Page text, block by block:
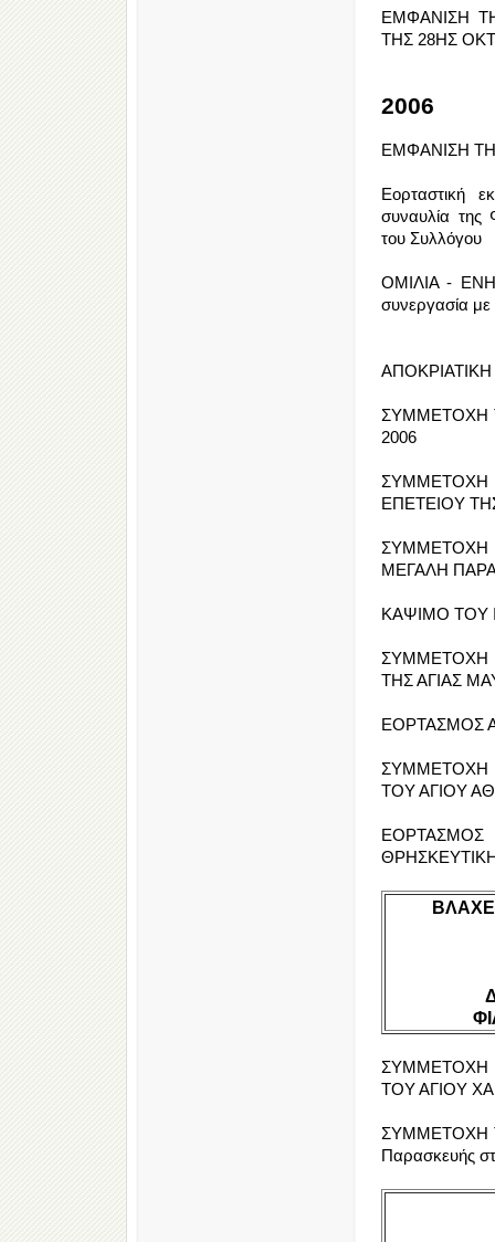
ΕΜΦΑΝΙΣΗ
ΤΗΣ 28ΗΣ
2006
ΕΜΦΑΝΙΣΗ
Εορταστική
συναυλία της
του Συλλόγου
ΟΜΙΛΙΑ -
συνεργασία με
ΑΠΟΚΡΙΑΤΙΚΗ
ΣΥΜΜΕΤΟΧΗ
2006
ΣΥΜΜΕΤΟΧΗ
ΕΠΕΤΕΙΟΥ
ΣΥΜΜΕΤΟΧΗ
ΜΕΓΑΛΗ
ΚΑΨΙΜΟ ΤΟΥ
ΣΥΜΜΕΤΟΧΗ
ΤΗΣ ΑΓΙΑΣ
ΕΟΡΤΑΣΜΟΣ
ΣΥΜΜΕΤΟΧΗ
ΤΟΥ ΑΓΙΟΥ
ΕΟΡΤΑΣΜΟΣ
ΣΥΜΜΕΤΟΧΗ
ΤΟΥ ΑΓΙΟΥ
ΣΥΜΜΕΤΟΧΗ
Παρασκευής